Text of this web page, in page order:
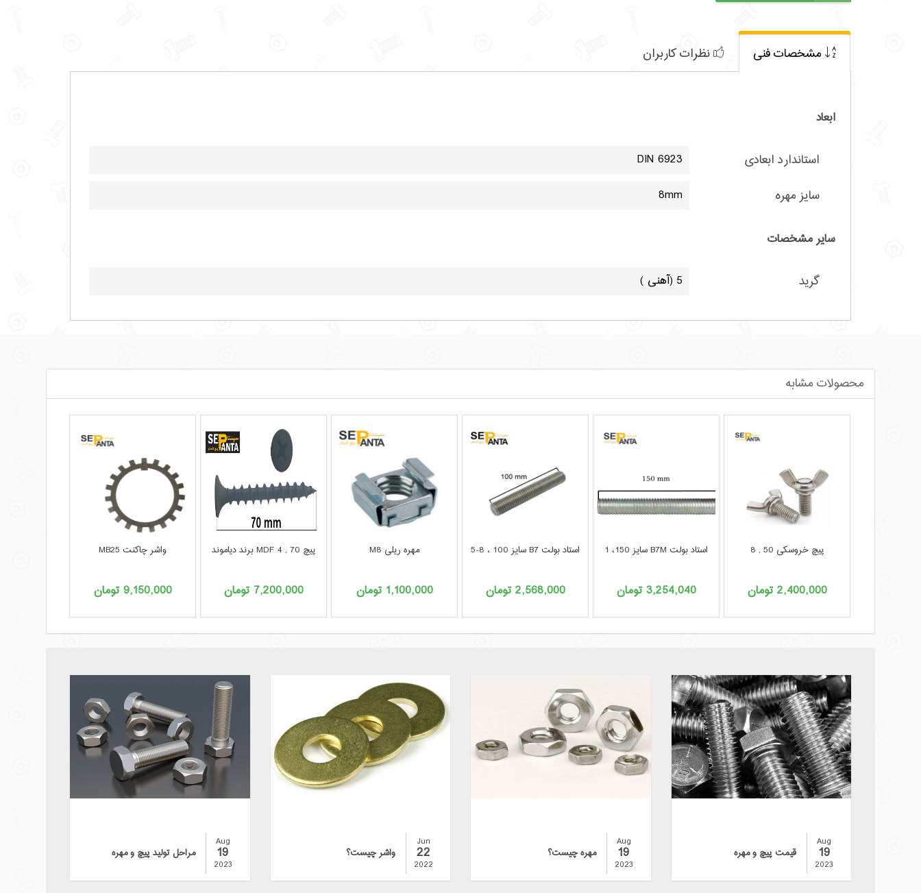
مشخصات فنی نظرات کاربران
ابعاد
استاندارد ابعادی DIN 6923
سایز مهره 8mm
سایر مشخصات
گرید 5 (آهنی )
محصولات مشابه
واشر چاکنت MB25
9,150,000تومان
پیچ 70 , 4 MDF برند دیاموند
7,200,000 تومان
مهره ریلی M8
1,100,000 تومان
استاد بولت B7 سایز 100 ، 8-5
2,568,000تومان
استاد بولت B7M سایز 150، 1
3,254,040تومان
پیچ خروسکی 50 , 8
2,400,000تومان
Aug
19
2023
مراحل تولید پیچ و مهره
Jun
22
2022
واشر چیست؟
Aug
19
2023
مهره چیست؟
Aug
19
2023
قیمت پیچ و مهره